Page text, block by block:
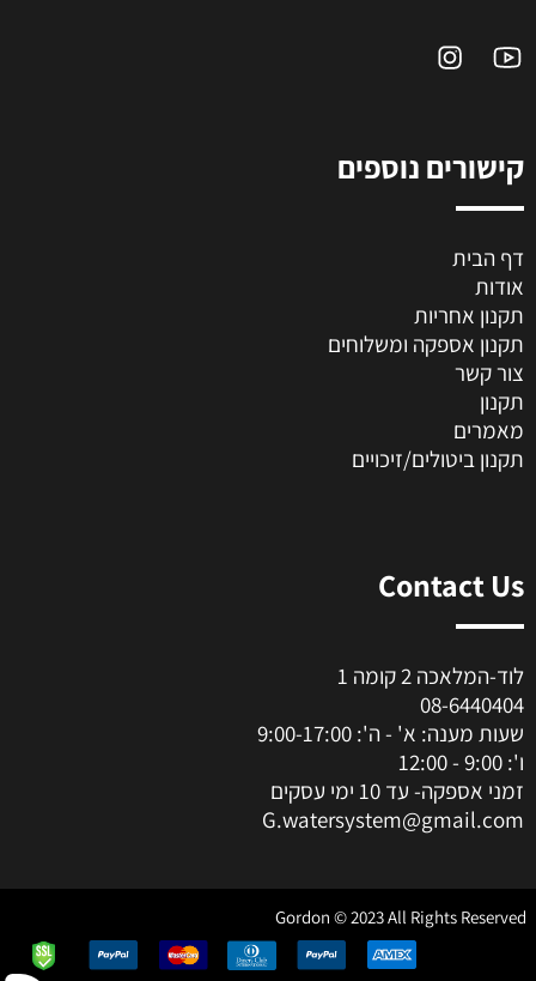
קישורים נוספים
דף הבית
אודות
תקנון אחריות
תקנון אספקה ומשלוחים
צור קשר
תקנון
מאמרים
תקנון ביטולים/זיכויים
Contact Us
לוד-המלאכה 2 קומה 1
08-6440404
שעות מענה: א' - ה': 9:00-17:00
ו': 9:00 - 12:00
זמני אספקה- עד 10 ימי עסקים
G.watersystem@gmail.com
Gordon © 2023 All Rights Reserved